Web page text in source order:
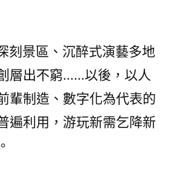
刻景區、沉醉式演藝多地
層出不窮……以後，以人
輩制造、數字化為代表的
遍利用，游玩新需乞降新